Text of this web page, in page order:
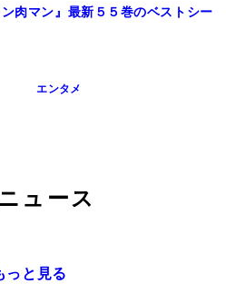
肉マン』最新５５巻のベストシー
エンタメ
ュース
っと見る